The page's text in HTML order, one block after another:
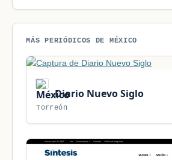
MÁS PERIÓDICOS DE MÉXICO
Diario Nuevo Siglo
Torreón